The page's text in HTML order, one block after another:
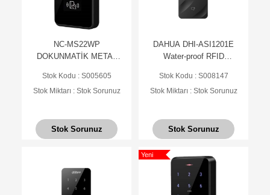
NC-MS22WP
DOKUNMATİK METAL
(IP66)
Stok Kodu : S005605
Stok Miktarı : Stok Sorunuz
Stok Sorunuz
DAHUA DHI-ASI1201E
Water-proof RFID
Stok Kodu : S008147
Stok Miktarı : Stok Sorunuz
Stok Sorunuz
Yeni